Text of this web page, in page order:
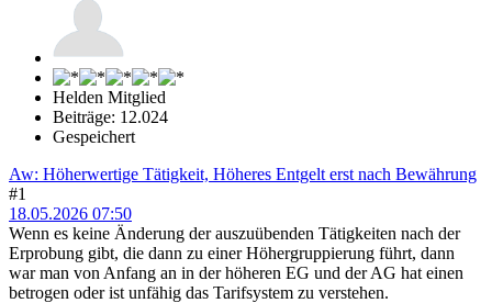
Helden Mitglied
Beiträge: 12.024
Gespeichert
Aw: Höherwertige Tätigkeit, Höheres Entgelt erst nach Bewährung
#1
18.05.2026 07:50
Wenn es keine Änderung der auszuübenden Tätigkeiten nach der
Erprobung gibt, die dann zu einer Höhergruppierung führt, dann
war man von Anfang an in der höheren EG und der AG hat einen
betrogen oder ist unfähig das Tarifsystem zu verstehen.